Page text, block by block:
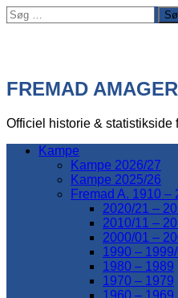
Søg
efter:
FREMAD
Officiel historie & statistikside
Kampe
Kampe 2026/27
Kampe 2025/26
Fremad A. 1910 –
2020/21 –
2010/11 –
2000/01 –
1990 –
1980 – 1989
1970 – 1979
1960 – 1969